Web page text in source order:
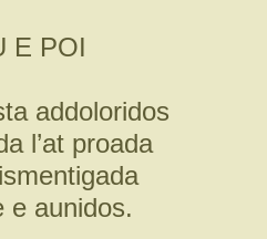
E POI
addoloridos
l’at proada
e aunidos.